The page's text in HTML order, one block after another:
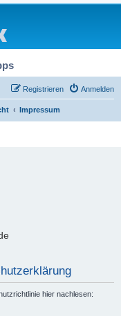
Anmelden
Registrieren
Impressum
hier nachlesen: